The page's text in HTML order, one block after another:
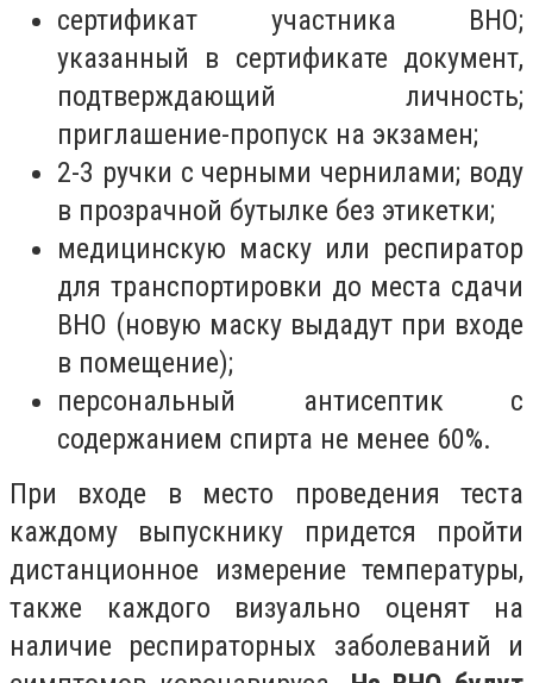
сертификат участника ВНО;
указанный в сертификате документ,
подтверждающий личность;
приглашение-пропуск на экзамен;
2-3 ручки с черными чернилами; воду
в прозрачной бутылке без этикетки;
медицинскую маску или респиратор
для транспортировки до места сдачи
ВНО (новую маску выдадут при входе
в помещение);
персональный антисептик с
содержанием спирта не менее 60%.
При входе в место проведения теста
каждому выпускнику придется пройти
дистанционное измерение температуры,
также каждого визуально оценят на
наличие респираторных заболеваний и